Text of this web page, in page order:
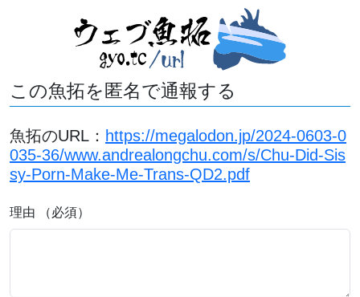
この魚拓を匿名で通報する
魚拓のURL： https://megalodon.jp/2024-0603-0
035-36/www.andrealongchu.com/s/Chu-Did-Sis
sy-Porn-Make-Me-Trans-QD2.pdf
理由 （必須）